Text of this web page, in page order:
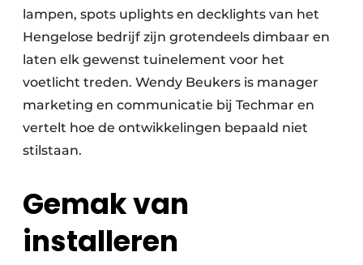
lampen, spots uplights en decklights van het
Hengelose bedrijf zijn grotendeels dimbaar en
laten elk gewenst tuinelement voor het
voetlicht treden. Wendy Beukers is manager
marketing en communicatie bij Techmar en
vertelt hoe de ontwikkelingen bepaald niet
stilstaan.
Gemak van
installeren